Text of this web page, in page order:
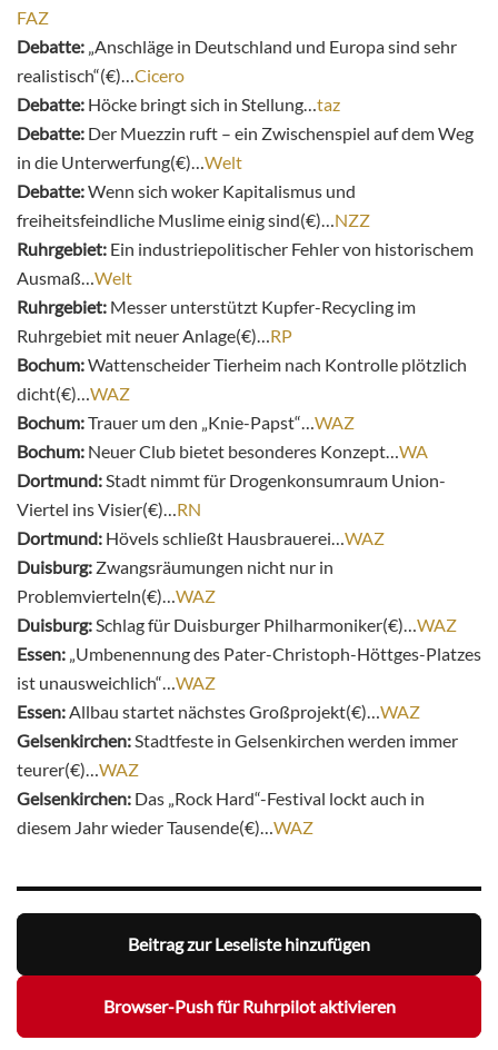
FAZ
Debatte: „Anschläge in Deutschland und Europa sind sehr
realistisch“(€)… Cicero
Debatte: Höcke bringt sich in Stellung… taz
Debatte: Der Muezzin ruft – ein Zwischenspiel auf dem Weg
in die Unterwerfung(€)… Welt
Debatte:Wenn sich woker Kapitalismus und
freiheitsfeindliche Muslime einig sind(€)… NZZ
Ruhrgebiet: Ein industriepolitischer Fehler von historischem
Ausmaß… Welt
Ruhrgebiet: Messer unterstützt Kupfer-Recycling im
Ruhrgebiet mit neuer Anlage(€)… RP
Bochum:Wattenscheider Tierheim nach Kontrolle plötzlich
dicht(€)… WAZ
Bochum:Trauer um den „Knie-Papst“… WAZ
Bochum: Neuer Club bietet besonderes Konzept… WA
Dortmund: Stadt nimmt für Drogenkonsumraum Union-
Viertel ins Visier(€)… RN
Dortmund: Hövels schließt Hausbrauerei… WAZ
Duisburg: Zwangsräumungen nicht nur in
Problemvierteln(€)… WAZ
Duisburg: Schlag für Duisburger Philharmoniker(€)… WAZ
Essen: „Umbenennung des Pater-Christoph-Höttges-Platzes
ist unausweichlich“… WAZ
Essen: Allbau startet nächstes Großprojekt(€)… WAZ
Gelsenkirchen: Stadtfeste in Gelsenkirchen werden immer
teurer(€)… WAZ
Gelsenkirchen: Das „Rock Hard“-Festival lockt auch in
diesem Jahr wieder Tausende(€)… WAZ
Beitrag zur Leseliste hinzufügen
Browser-Push für Ruhrpilot aktivieren